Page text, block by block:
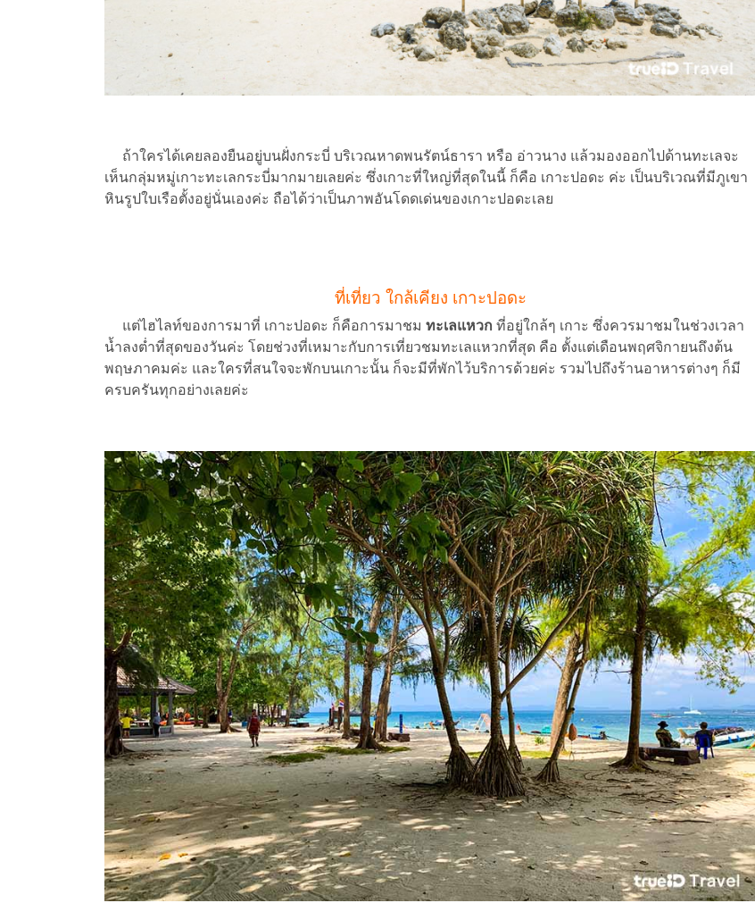
ถ้าใครได้เคยลองยืนอยู่บนฝั่งกระบี่ บริเวณหาดพนรัตน์ธารา หรือ อ่าวนาง แล้วมองออกไปด้านทะเลจะ
เห็นกลุ่มหมู่เกาะทะเลกระบี่มากมายเลยค่ะ ซึ่งเกาะที่ใหญ่ที่สุดในนี้ ก็คือ เกาะปอดะ ค่ะ เป็นบริเวณที่มีภูเขา
หินรูปใบเรือตั้งอยู่นั่นเองค่ะ ถือได้ว่าเป็นภาพอันโดดเด่นของเกาะปอดะเลย
ที่เที่ยว ใกล้เคียง เกาะปอดะ
แต่ไฮไลท์ของการมาที่ เกาะปอดะ ก็คือการมาชม ทะเลแหวก ที่อยู่ใกล้ๆ เกาะ ซึ่งควรมาชมในช่วงเวลา
น้ำลงต่ำที่สุดของวันค่ะ โดยช่วงที่เหมาะกับการเที่ยวชมทะเลแหวกที่สุด คือ ตั้งแต่เดือนพฤศจิกายนถึงต้น
พฤษภาคมค่ะ และใครที่สนใจจะพักบนเกาะนั้น ก็จะมีที่พักไว้บริการด้วยค่ะ รวมไปถึงร้านอาหารต่างๆ ก็มี
ครบครันทุกอย่างเลยค่ะ